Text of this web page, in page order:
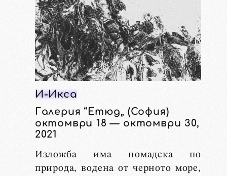
И-Икса
Галерия “Етюд„ (София)
октомври 18 — октомври 30,
2021
Изложба има номадска по
природа, водена от черното море,